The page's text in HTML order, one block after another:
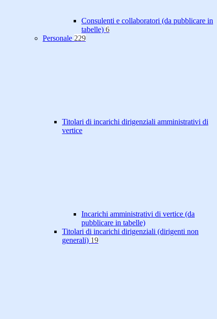
Consulenti e collaboratori (da pubblicare in
tabelle) 6
Personale 229
Titolari di incarichi dirigenziali amministrativi di
vertice
Incarichi amministrativi di vertice (da
pubblicare in tabelle)
Titolari di incarichi dirigenziali (dirigenti non
generali) 19